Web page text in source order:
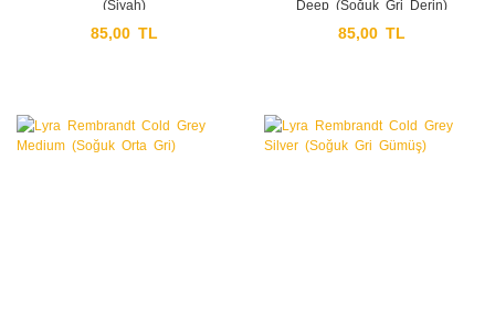
(Siyah)
85,00 TL
Deep (Soğuk Gri Derin)
85,00 TL